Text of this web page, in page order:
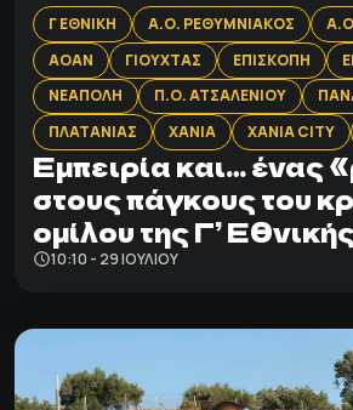
Γ ΕΘΝΙΚΗ Α.Ο. ΡΕΘΥΜΝΙΑΚΟΣ
ΑΟΑΝ
ΓΙΟΥΧΤΑΣ ΕΠΙΣΚΟΠΗ
ΝΕΑΠΟΛΗ
Π.Ο. ΑΤΣΑΛΕΝΙΟΥ
ΠΛΑΤΑΝΙΑΣ
ΧΑΝΙΑ ΧΑΝΙΑ CITY
Εμπειρία και… ένας
στους πάγκους του
ομίλου της Γ’
10:10 - 29 ΙΟΥΛΊΟΥ